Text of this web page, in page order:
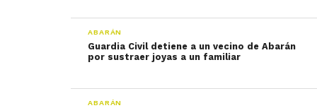
ABARÁN
Guardia Civil detiene a un vecino de Abarán
por sustraer joyas a un familiar
ABARÁN